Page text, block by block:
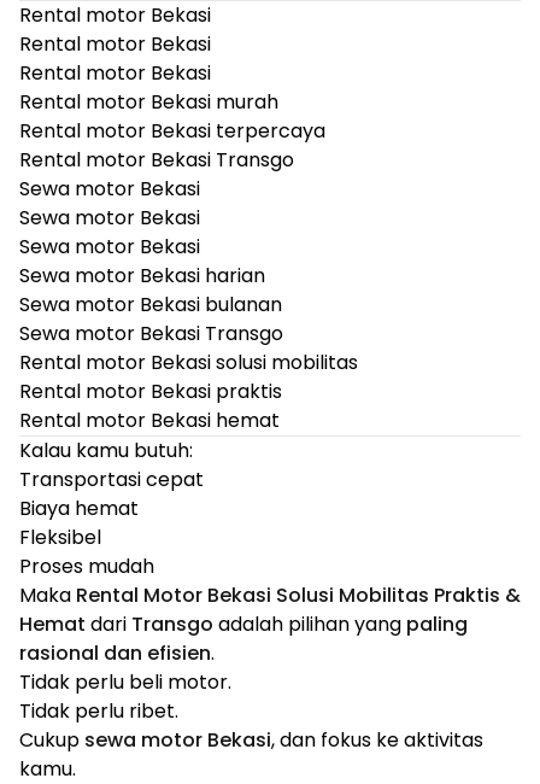
Rental motor Bekasi
Rental motor Bekasi
Rental motor Bekasi
Rental motor Bekasi murah
Rental motor Bekasi terpercaya
Rental motor Bekasi Transgo
Sewa motor Bekasi
Sewa motor Bekasi
Sewa motor Bekasi
Sewa motor Bekasi harian
Sewa motor Bekasi bulanan
Sewa motor Bekasi Transgo
Rental motor Bekasi solusi mobilitas
Rental motor Bekasi praktis
Rental motor Bekasi hemat
Kalau kamu butuh:
Transportasi cepat
Biaya hemat
Fleksibel
Proses mudah
Maka Rental Motor Bekasi Solusi Mobilitas Praktis &
Hemat dari Transgo adalah pilihan yang paling
rasional dan efisien.
Tidak perlu beli motor.
Tidak perlu ribet.
Cukup sewa motor Bekasi, dan fokus ke aktivitas
kamu.